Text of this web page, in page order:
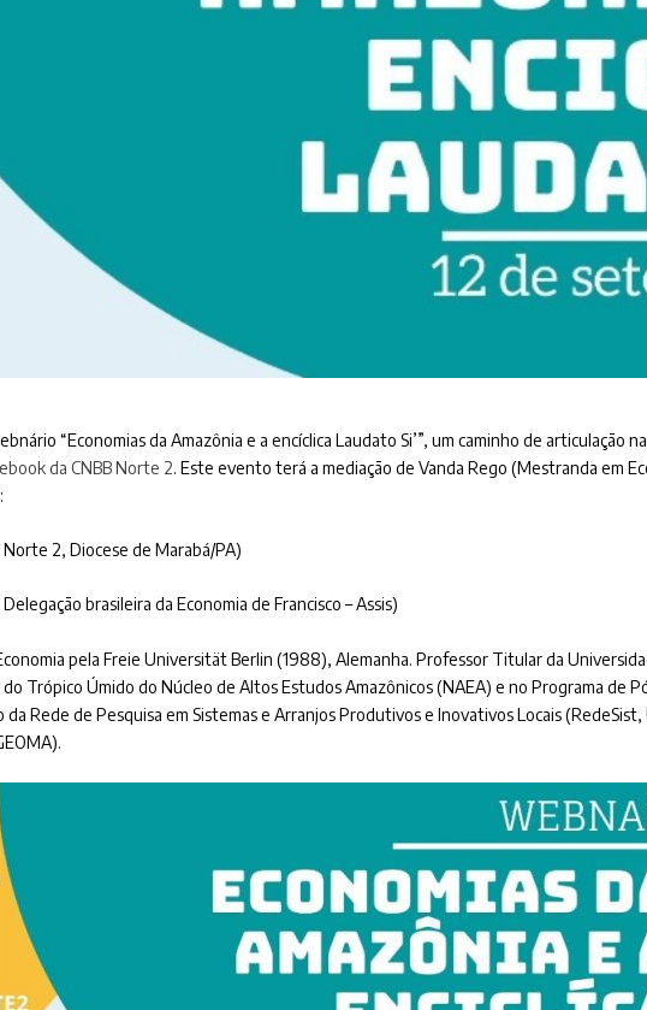
“Economias da Amazônia e a encíclica Laudato Si’”, um caminho de articulação
da CNBB Norte 2. Este evento terá a mediação de Vanda Rego (Mestranda em
2, Diocese de Marabá/PA)
brasileira da Economia de Francisco – Assis)
pela Freie Universität Berlin (1988), Alemanha. Professor Titular da
Trópico Úmido do Núcleo de Altos Estudos Amazônicos (NAEA) e no Programa de
Rede de Pesquisa em Sistemas e Arranjos Produtivos e Inovativos Locais (RedeSist,